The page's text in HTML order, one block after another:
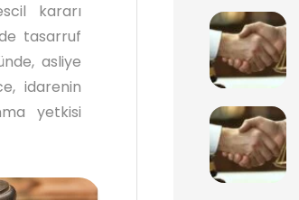
kararı
tasarruf
asliye
idarenin
yetkisi